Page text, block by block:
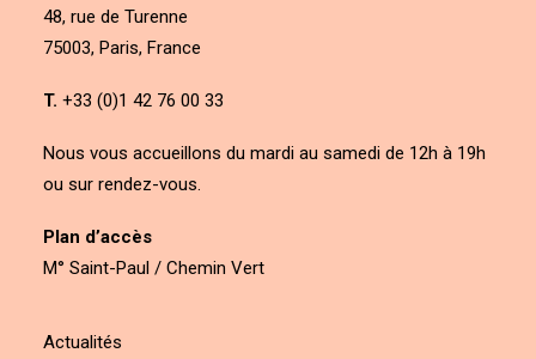
48, rue de Turenne
75003, Paris, France
T. +33 (0)1 42 76 00 33
Nous vous accueillons du mardi au samedi de 12h à 19h
ou sur rendez-vous.
Plan d’accès
M° Saint-Paul / Chemin Vert
Actualités